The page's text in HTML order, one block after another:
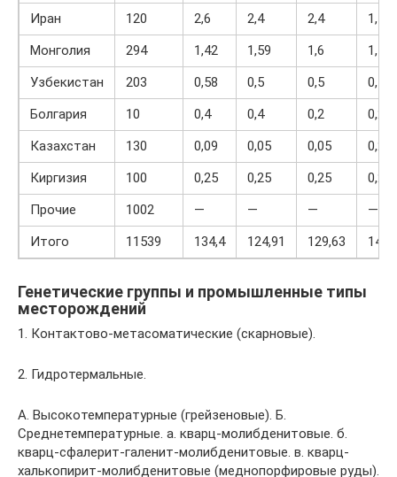
Иран
120 2,6 2,4 2,4
1,5
Монголия
294 1,42 1,59 1,6
1,7
Узбекистан
203 0,58 0,5 0,5
0,5
Болгария
10 0,4 0,4 0,2
0,2
Казахстан
130 0,09 0,05 0,05
0,23
Киргизия
100 0,25 0,25 0,25
0,25
Прочие
1002 — — —
—
Итого
11539 134,4 124,91 129,63
Генетические группы и промышленные типы
месторождений
1. Контактово-метасоматические (скарновые).
2. Гидротермальные.
А. Высокотемпературные (грейзеновые). Б.
Среднетемпературные. а. кварц-молибденитовые. б.
кварц-сфалерит-галенит-молибденитовые. в. кварц-
халькопирит-молибденитовые (меднопорфировые руды).